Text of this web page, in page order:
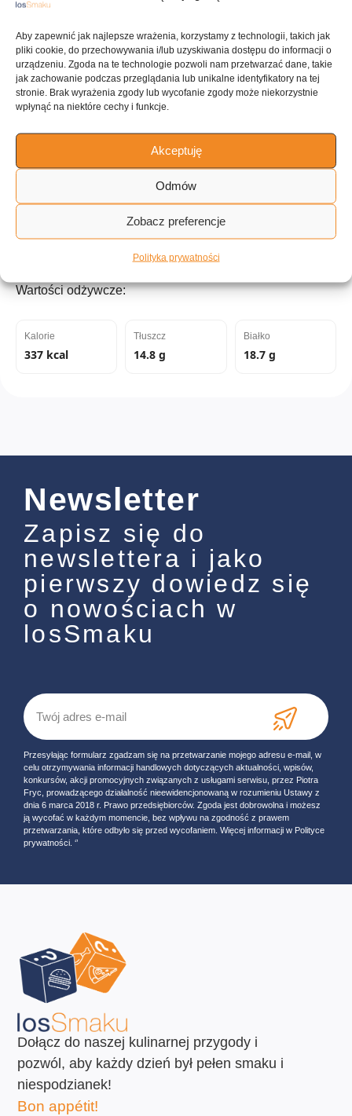
Aby zapewnić jak najlepsze wrażenia, korzystamy z technologii, takich jak
pliki cookie, do przechowywania i/lub uzyskiwania dostępu do informacji o
urządzeniu. Zgoda na te technologie pozwoli nam przetwarzać dane, takie
jak zachowanie podczas przeglądania lub unikalne identyfikatory na tej
stronie. Brak wyrażenia zgody lub wycofanie zgody może niekorzystnie
wpłynąć na niektóre cechy i funkcje.
Akceptuję
Odmów
Zobacz preferencje
Polityka prywatności
KUCHNIA
Desery
ILOŚĆ PORCJI
~4 porcje
Tagi:
Wartości odżywcze:
Kalorie
337 kcal
Tłuszcz
14.8 g
Białko
18.7 g
Newsletter
Zapisz się do
newslettera i jako
pierwszy dowiedz się
o nowościach w
losSmaku
Przesyłając formularz zgadzam się na przetwarzanie mojego adresu e-mail, w
celu otrzymywania informacji handlowych dotyczących aktualności, wpisów,
konkursów, akcji promocyjnych związanych z usługami serwisu, przez Piotra
Fryc, prowadzącego działalność nieewidencjonowaną w rozumieniu Ustawy z
dnia 6 marca 2018 r. Prawo przedsiębiorców. Zgoda jest dobrowolna i możesz
ją wycofać w każdym momencie, bez wpływu na zgodność z prawem
przetwarzania, które odbyło się przed wycofaniem. Więcej informacji w Polityce
prywatności. ‘’
Dołącz do naszej kulinarnej przygody i
pozwól, aby każdy dzień był pełen smaku i
niespodzianek!
Bon appétit!